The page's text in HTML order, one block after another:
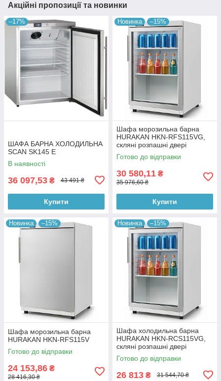
Акційні пропозиції та новинки
–17%
ШАФА БАРНА ХОЛОДИЛЬНА
SCAN SK145 E
В наявності
36 097,53 ₴ 43 491 ₴
Купити
Новинка –15%
Шафа морозильна барна
HURAKAN HKN-RFS115VG,
скляні розпашні двері
Готово до відправки
30 580,11 ₴
35 976,60 ₴
Купити
Новинка –15%
Шафа морозильна барна
HURAKAN HKN-RFS115V
Готово до відправки
24 153,86 ₴
28 416,30 ₴
Новинка –15%
Шафа холодильна барна
HURAKAN HKN-RCS115VG,
скляні розпашні двері
Готово до відправки
26 813 ₴ 31 544,70 ₴